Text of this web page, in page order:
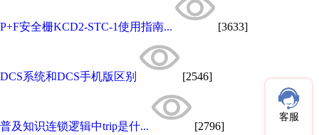
P+F安全栅KCD2-STC-1使用指南... [3633]
DCS系统和DCS手机版区别 [2546]
普及知识连锁逻辑中trip是什... [2796]
客服